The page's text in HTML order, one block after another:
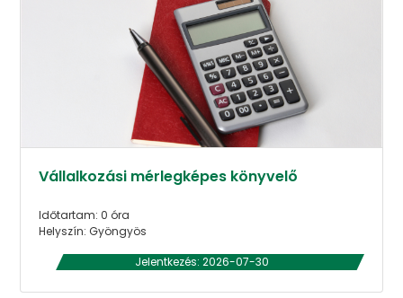
Vállalkozási mérlegképes könyvelő
Időtartam: 0 óra
Helyszín: Gyöngyös
Jelentkezés: 2026-07-30